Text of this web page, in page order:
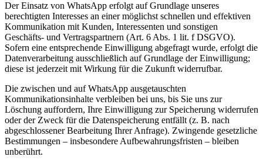
Der Einsatz von WhatsApp erfolgt auf Grundlage unseres
berechtigten Interesses an einer möglichst schnellen und effektiven
Kommunikation mit Kunden, Interessenten und sonstigen
Geschäfts- und Vertragspartnern (Art. 6 Abs. 1 lit. f DSGVO).
Sofern eine entsprechende Einwilligung abgefragt wurde, erfolgt die
Datenverarbeitung ausschließlich auf Grundlage der Einwilligung;
diese ist jederzeit mit Wirkung für die Zukunft widerrufbar.
Die zwischen und auf WhatsApp ausgetauschten
Kommunikationsinhalte verbleiben bei uns, bis Sie uns zur
Löschung auffordern, Ihre Einwilligung zur Speicherung widerrufen
oder der Zweck für die Datenspeicherung entfällt (z. B. nach
abgeschlossener Bearbeitung Ihrer Anfrage). Zwingende gesetzliche
Bestimmungen – insbesondere Aufbewahrungsfristen – bleiben
unberührt.